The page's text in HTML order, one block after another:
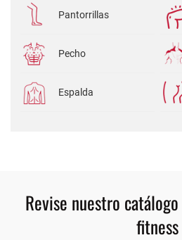
Pantorrillas
Pecho
Espalda
Revise nuestro
fitness